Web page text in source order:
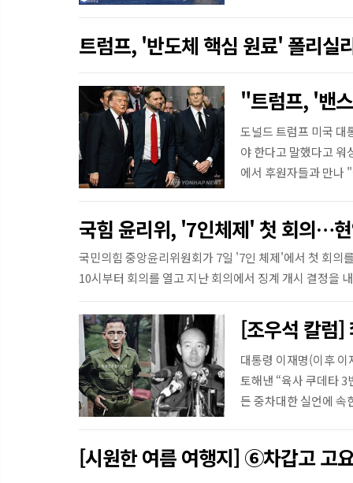
트럼프, '반도체 핵심 원료' 폴리실
"트럼프, '밴
도널드 트럼프 미국 대
야 한다고 말했다고
에서 후원자들과 만나
국힘 윤리위, '7인체제' 첫 회의…
국민의힘 중앙윤리위원회가 7일 '7인 체제'에서 첫 회의
10시부터 회의를 열고 지난 회의에서 징계 개시 결정을
[조우석 칼럼]
대통령 이재명(이후
토해낸 “육사 쿠데타
든 중차대한 실언에 속
[시원한 여름 여행지] ⑥차갑고 고